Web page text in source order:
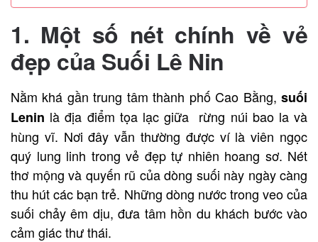
1. Một số nét chính về vẻ
đẹp của Suối Lê Nin
Nằm khá gần trung tâm thành phố Cao Bằng, suối
Lenin là địa điểm tọa lạc giữa rừng núi bao la và
hùng vĩ. Nơi đây vẫn thường được ví là viên ngọc
quý lung linh trong vẻ đẹp tự nhiên hoang sơ. Nét
thơ mộng và quyến rũ của dòng suối này ngày càng
thu hút các bạn trẻ. Những dòng nước trong veo của
suối chảy êm dịu, đưa tâm hồn du khách bước vào
cảm giác thư thái.